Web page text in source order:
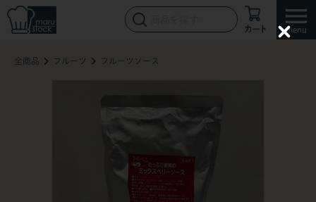
カート
全商品 フルーツ フルーツソース
C